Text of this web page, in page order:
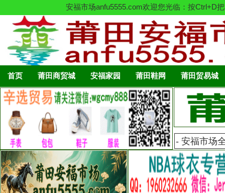
安福市场anfu5555.com欢迎您光临：按Ctrl+D
首页 莆田商贸城 安福家园 莆田鞋网 莆田贸易城